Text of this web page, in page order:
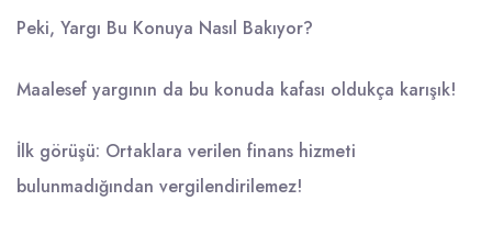
Peki, Yargı Bu Konuya Nasıl Bakıyor?
Maalesef yargının da bu konuda kafası oldukça karışık!
İlk görüşü: Ortaklara verilen finans hizmeti
bulunmadığından vergilendirilemez!